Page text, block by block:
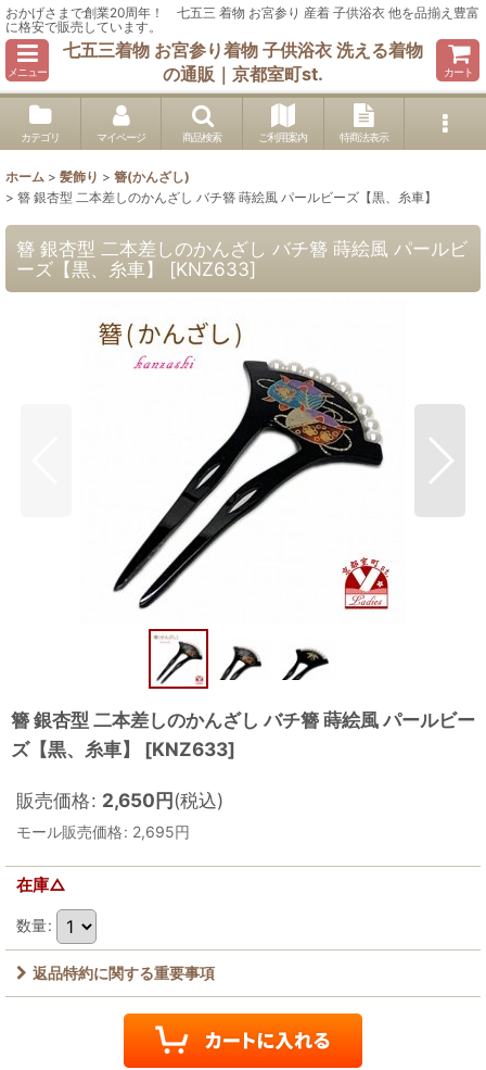
おかげさまで創業20周年！ 七五三 着物 お宮参り 産着 子供浴衣 他を品揃え豊富
に格安で販売しています。
メニュー
七五三着物 お宮参り着物 子供浴衣 洗える着物
の通販｜京都室町st.
カート
カテゴリ マイページ 商品検索 ご利用案内 特商法表示
ホーム > 髪飾り > 簪(かんざし)
> 簪 銀杏型 二本差しのかんざし バチ簪 蒔絵風 パールビーズ【黒、糸車】
簪 銀杏型 二本差しのかんざし バチ簪 蒔絵風 パールビ
ーズ【黒、糸車】
[KNZ633]
簪 銀杏型 二本差しのかんざし バチ簪 蒔絵風 パールビー
ズ【黒、糸車】
[KNZ633]
販売価格: 2,650円(税込)
モール販売価格: 2,695円
在庫△
数量:
返品特約に関する重要事項